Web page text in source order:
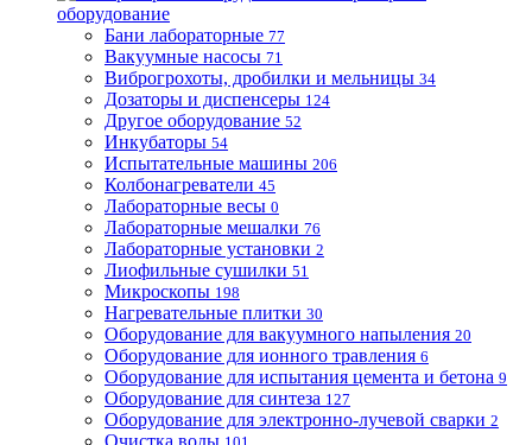
оборудование
Бани лабораторные 77
Вакуумные насосы 71
Виброгрохоты, дробилки и мельницы 34
Дозаторы и диспенсеры 124
Другое оборудование 52
Инкубаторы 54
Испытательные машины 206
Колбонагреватели 45
Лабораторные весы 0
Лабораторные мешалки 76
Лабораторные установки 2
Лиофильные сушилки 51
Микроскопы 198
Нагревательные плитки 30
Оборудование для вакуумного напыления 20
Оборудование для ионного травления 6
Оборудование для испытания цемента и бетона 9
Оборудование для синтеза 127
Оборудование для электронно-лучевой сварки 2
Очистка воды